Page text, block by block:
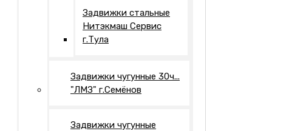
Задвижки стальные
Нитэкмаш Сервис
г.Тула
Задвижки чугунные 30ч...
"ЛМЗ" г.Семёнов
Задвижки чугунные